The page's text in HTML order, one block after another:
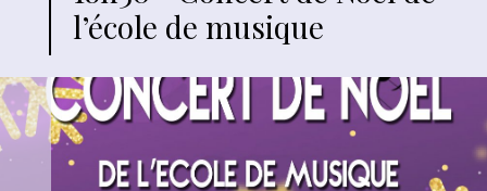
l’école de musique